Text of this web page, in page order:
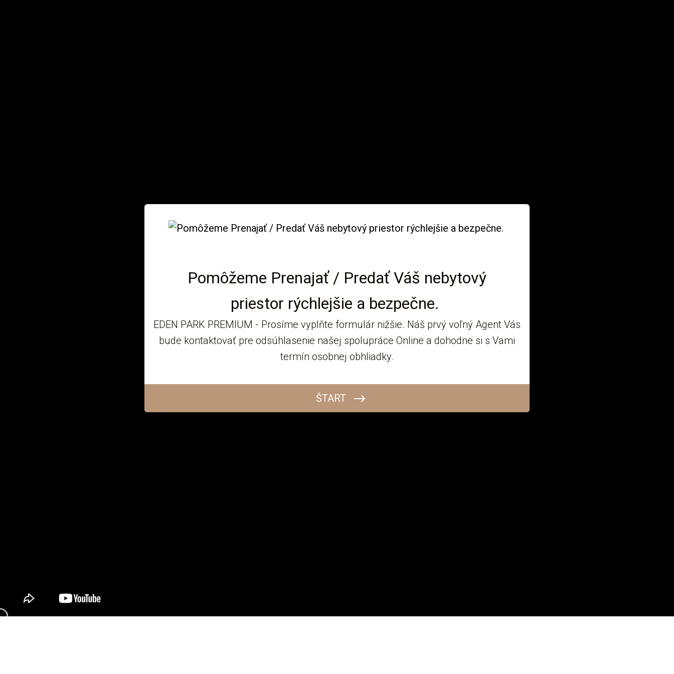
Pomôžeme Prenajať / Predať Váš nebytový
priestor rýchlejšie a bezpečne.
EDEN PARK PREMIUM - Prosíme vyplňte formulár nižšie. Náš prvý voľný Agent Vás
bude kontaktovať pre odsúhlasenie našej spolupráce Online a dohodne si s Vami
termín osobnej obhliadky.
ŠTART